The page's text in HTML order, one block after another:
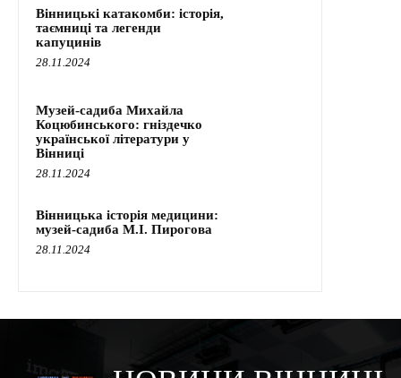
Вінницькі катакомби: історія,
таємниці та легенди
капуцинів
28.11.2024
Музей-садиба Михайла
Коцюбинського: гніздечко
української літератури у
Вінниці
28.11.2024
Вінницька історія медицини:
музей-садиба М.І. Пирогова
28.11.2024